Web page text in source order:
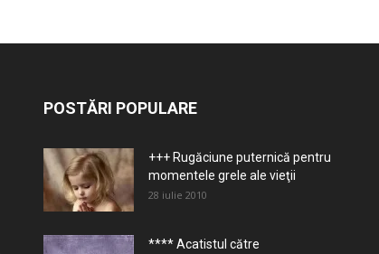
POSTĂRI POPULARE
+++ Rugăciune puternică pentru
momentele grele ale vieţii
28 iulie 2010
**** Acatistul către